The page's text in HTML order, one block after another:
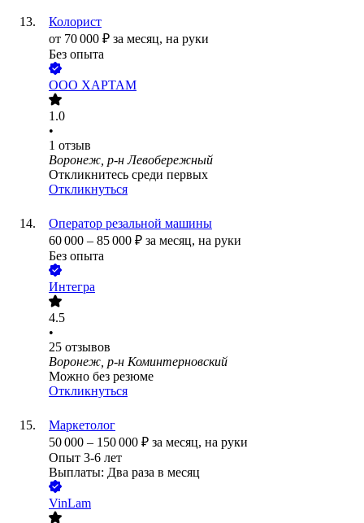
Колорист
от 70 000 ₽ за месяц, на руки
Без опыта
ООО ХАРТАМ
1.0
•
1 отзыв
Воронеж, р-н Левобережный
Откликнитесь среди первых
Откликнуться
Оператор резальной машины
60 000 – 85 000 ₽ за месяц, на руки
Без опыта
Интегра
4.5
•
25 отзывов
Воронеж, р-н Коминтерновский
Можно без резюме
Откликнуться
Маркетолог
50 000 – 150 000 ₽ за месяц, на руки
Опыт 3-6 лет
Выплаты: Два раза в месяц
VinLam